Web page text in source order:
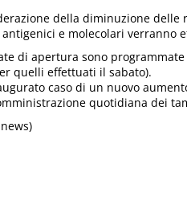
della diminuzione delle
e molecolari verranno
di apertura sono
quelli effettuati il sabato).
caso di un nuovo
quotidiana dei